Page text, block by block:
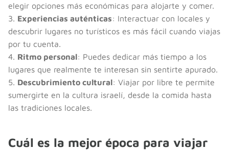
elegir opciones más económicas para alojarte y comer.
3. Experiencias auténticas: Interactuar con locales y
descubrir lugares no turísticos es más fácil cuando viajas
por tu cuenta.
4. Ritmo personal: Puedes dedicar más tiempo a los
lugares que realmente te interesan sin sentirte apurado.
5. Descubrimiento cultural: Viajar por libre te permite
sumergirte en la cultura israelí, desde la comida hasta
las tradiciones locales.
Cuál es la mejor época para viajar